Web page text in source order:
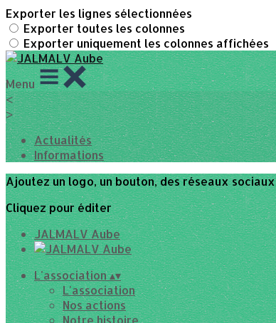
Exporter les lignes sélectionnées
Exporter toutes les colonnes
Exporter uniquement les colonnes affichées
Menu
<
>
Actualités
Informations
Ajoutez un logo, un bouton, des réseaux sociaux
Cliquez pour éditer
JALMALV Aube
L'association▴▾
L'association
Nos actions
Notre histoire